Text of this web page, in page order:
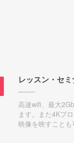
レッスン・セ
高速wifi、最大
ます。また4Kプ
映像を映すことも